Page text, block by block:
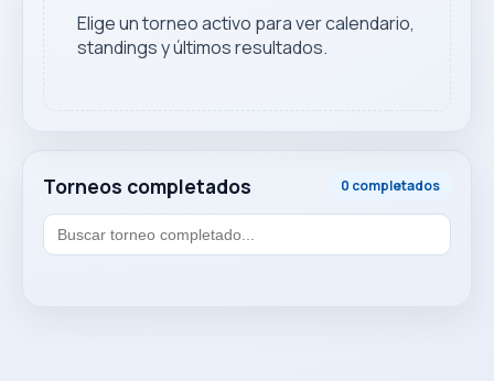
Torneos completados 0 completados
Elige un torneo activo para ver calendario,
standings y últimos resultados.